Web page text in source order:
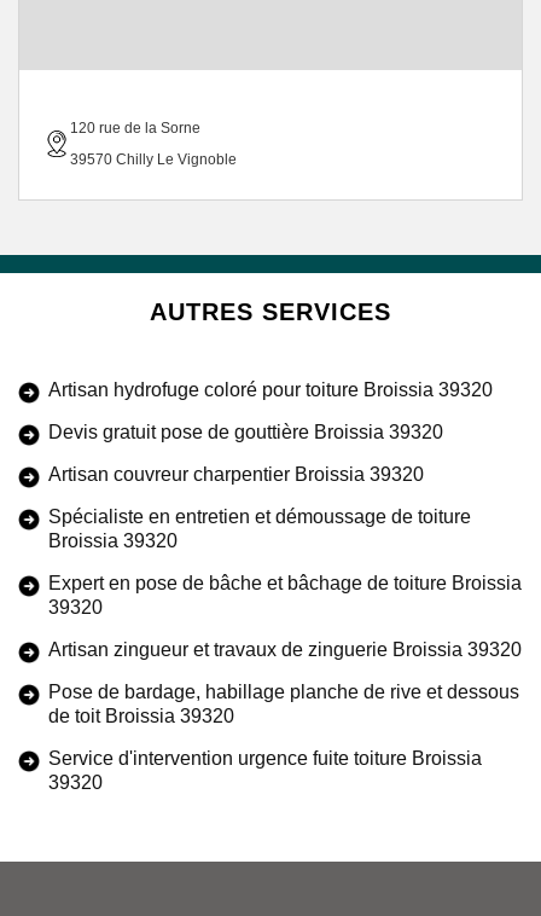
120 rue de la Sorne
39570 Chilly Le Vignoble
AUTRES SERVICES
Artisan hydrofuge coloré pour toiture Broissia 39320
Devis gratuit pose de gouttière Broissia 39320
Artisan couvreur charpentier Broissia 39320
Spécialiste en entretien et démoussage de toiture
Broissia 39320
Expert en pose de bâche et bâchage de toiture Broissia
39320
Artisan zingueur et travaux de zinguerie Broissia 39320
Pose de bardage, habillage planche de rive et dessous
de toit Broissia 39320
Service d'intervention urgence fuite toiture Broissia
39320